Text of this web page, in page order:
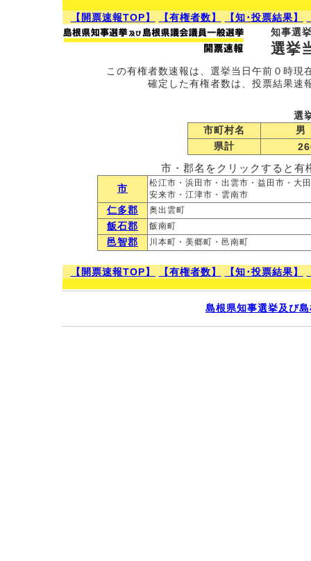
【開票速報TOP】 【有権者数】 【知･投票結果】
知事選
選挙
この有権者数速報は、選挙当日午前０時
確定した有権者数は、投票結果速
選
市町村名
男
県計
市・郡名をクリックすると有
市
松江市・浜田市・出雲市・益田市・大
安来市・江津市・雲南市
仁多郡 奥出雲町
飯石郡 飯南町
邑智郡 川本町・美郷町・邑南町
【開票速報TOP】 【有権者数】 【知･投票結果】
島根県知事選挙及び